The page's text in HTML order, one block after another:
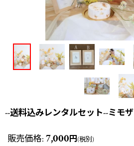
--送料込みレンタルセット--ミモザ
販売価格: 7,000円(税別)